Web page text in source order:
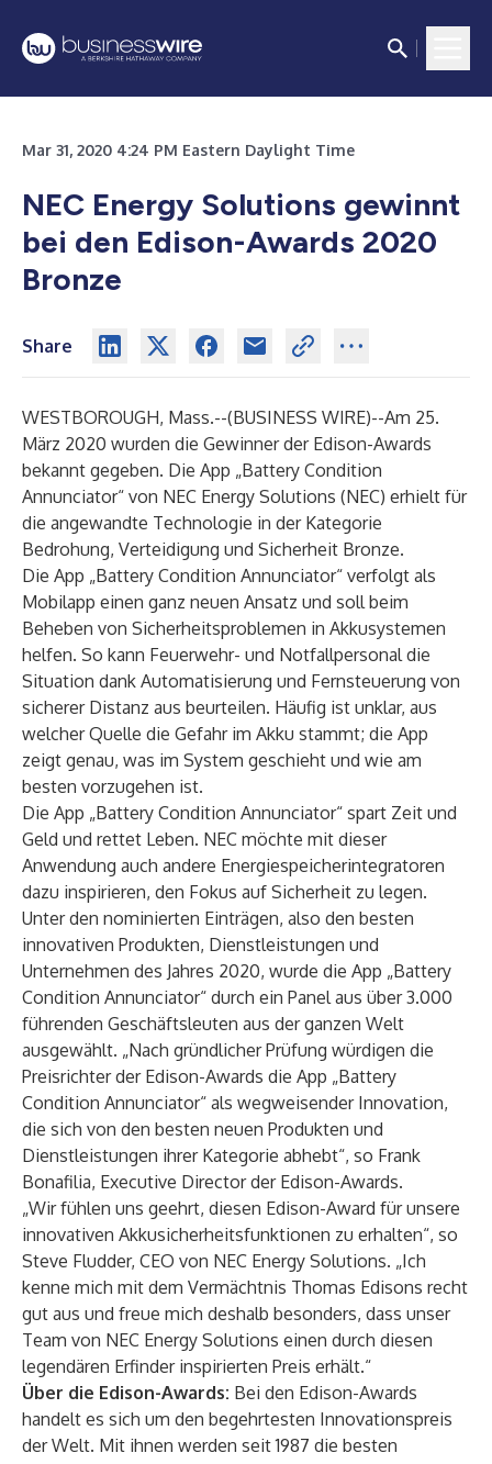
Mar 31, 2020 4:24 PM Eastern Daylight Time
NEC Energy Solutions gewinnt
bei den Edison-Awards 2020
Bronze
Share
WESTBOROUGH, Mass.--(BUSINESS WIRE)--Am 25.
März 2020 wurden die Gewinner der Edison-Awards
bekannt gegeben. Die App „Battery Condition
Annunciator“ von NEC Energy Solutions (NEC) erhielt für
die angewandte Technologie in der Kategorie
Bedrohung, Verteidigung und Sicherheit Bronze.
Die App „Battery Condition Annunciator“ verfolgt als
Mobilapp einen ganz neuen Ansatz und soll beim
Beheben von Sicherheitsproblemen in Akkusystemen
helfen. So kann Feuerwehr- und Notfallpersonal die
Situation dank Automatisierung und Fernsteuerung von
sicherer Distanz aus beurteilen. Häufig ist unklar, aus
welcher Quelle die Gefahr im Akku stammt; die App
zeigt genau, was im System geschieht und wie am
besten vorzugehen ist.
Die App „Battery Condition Annunciator“ spart Zeit und
Geld und rettet Leben. NEC möchte mit dieser
Anwendung auch andere Energiespeicherintegratoren
dazu inspirieren, den Fokus auf Sicherheit zu legen.
Unter den nominierten Einträgen, also den besten
innovativen Produkten, Dienstleistungen und
Unternehmen des Jahres 2020, wurde die App „Battery
Condition Annunciator“ durch ein Panel aus über 3.000
führenden Geschäftsleuten aus der ganzen Welt
ausgewählt. „Nach gründlicher Prüfung würdigen die
Preisrichter der Edison-Awards die App „Battery
Condition Annunciator“ als wegweisender Innovation,
die sich von den besten neuen Produkten und
Dienstleistungen ihrer Kategorie abhebt“, so Frank
Bonafilia, Executive Director der Edison-Awards.
„Wir fühlen uns geehrt, diesen Edison-Award für unsere
innovativen Akkusicherheitsfunktionen zu erhalten“, so
Steve Fludder, CEO von NEC Energy Solutions. „Ich
kenne mich mit dem Vermächtnis Thomas Edisons recht
gut aus und freue mich deshalb besonders, dass unser
Team von NEC Energy Solutions einen durch diesen
legendären Erfinder inspirierten Preis erhält.“
Über die Edison-Awards: Bei den Edison-Awards
handelt es sich um den begehrtesten Innovationspreis
der Welt. Mit ihnen werden seit 1987 die besten